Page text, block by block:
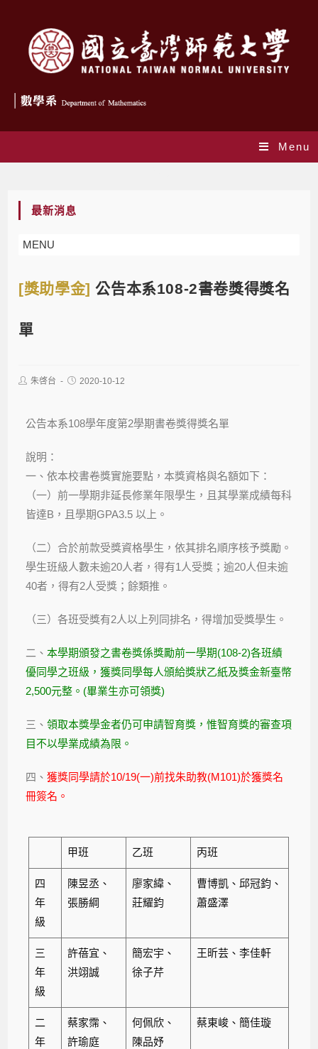
Menu
最新消息
MENU
[獎助學金]公告本系108-2書卷獎得獎名
單
朱啓台 2020-10-12
公告本系108學年度第2學期書卷獎得獎名單
說明：
一、依本校書卷獎實施要點，本獎資格與名額如下：
（一）前一學期非延長修業年限學生，且其學業成績每科
皆達B，且學期GPA3.5 以上。
（二）合於前款受獎資格學生，依其排名順序核予獎勵。
學生班級人數未逾20人者，得有1人受獎；逾20人但未逾
40者，得有2人受獎；餘類推。
（三）各班受獎有2人以上列同排名，得增加受獎學生。
二、本學期頒發之書卷獎係獎勵前一學期(108-2)各班績
優同學之班級，獲獎同學每人頒給獎狀乙紙及獎金新臺幣
2,500元整。(畢業生亦可領獎)
三、領取本獎學金者仍可申請智育獎，惟智育獎的審查項
目不以學業成績為限。
四、獲獎同學請於10/19(一)前找朱助教(M101)於獲獎名
冊簽名。
甲班 乙班 丙班
四
年
級
陳昱丞、
張勝綱
廖家緯、
莊耀鈞
曹博凱、邱冠鈞、
蕭盛澤
三
年
級
許蓓宜、
洪翊誠
簡宏宇、
徐子芹
王昕芸、李佳軒
二
年
蔡家霈、
許瑜庭
何佩欣、
陳品妤
蔡東峻、簡佳璇